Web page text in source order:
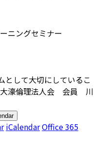
ニングセミナー
して大切にしているこ
大濠倫理法人会 会員 川
iCalendarOffice 365